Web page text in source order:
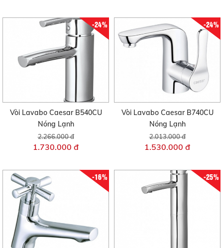
-24%
Vòi Lavabo Caesar B540CU
Nóng Lạnh
2.266.000 đ
1.730.000 đ
-24%
Vòi Lavabo Caesar B740CU
Nóng Lạnh
2.013.000 đ
1.530.000 đ
-16% -25%